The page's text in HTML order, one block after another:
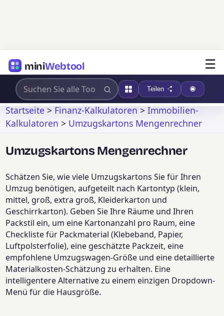
miniWebtool ☰
Teilen
Startseite>Finanz-Kalkulatoren>Immobilien-
Kalkulatoren > Umzugskartons Mengenrechner
Umzugskartons Mengenrechner
Schätzen Sie, wie viele Umzugskartons Sie für Ihren
Umzug benötigen, aufgeteilt nach Kartontyp (klein,
mittel, groß, extra groß, Kleiderkarton und
Geschirrkarton). Geben Sie Ihre Räume und Ihren
Packstil ein, um eine Kartonanzahl pro Raum, eine
Checkliste für Packmaterial (Klebeband, Papier,
Luftpolsterfolie), eine geschätzte Packzeit, eine
empfohlene Umzugswagen-Größe und eine detaillierte
Materialkosten-Schätzung zu erhalten. Eine
intelligentere Alternative zu einem einzigen Dropdown-
Menü für die Hausgröße.